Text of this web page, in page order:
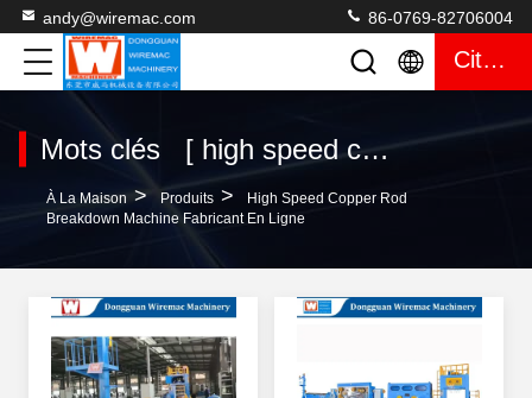
andy@wiremac.com 86-0769-82706004
Citation
Mots clés [ high speed copper rod breakdown machine ] Correspondre 224 produits
À La Maison > Produits >
High Speed Copper Rod
Breakdown Machine Fabricant En Ligne